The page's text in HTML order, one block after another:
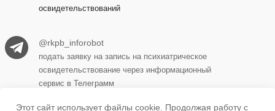
освидетельствований
@rkpb_inforobot
подать заявку на запись на психиатрическое
освидетельствование через информационный
сервис в Телеграмм
Этот сайт использует файлы cookie. Продолжая работу с